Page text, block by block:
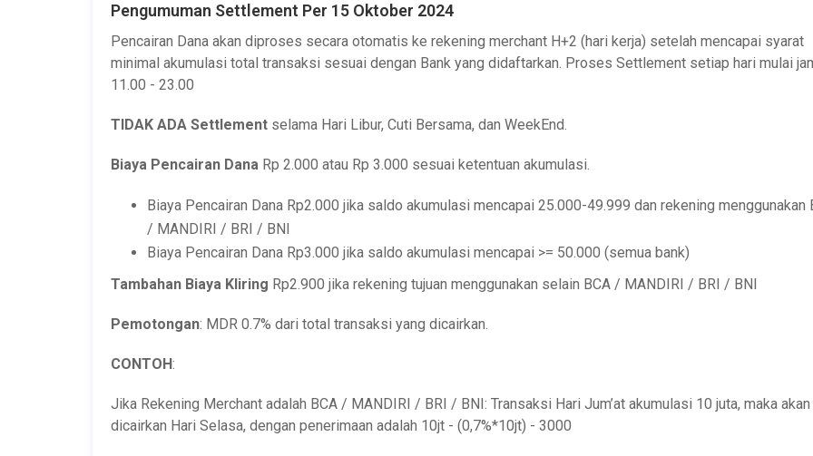
Pengumuman Settlement Per 15 Oktober 2024
Pencairan Dana akan diproses secara otomatis ke rekening merchant H+2 (hari kerja) setelah mencapai syarat
minimal akumulasi total transaksi sesuai dengan Bank yang didaftarkan. Proses Settlement setiap hari mulai
11.00 - 23.00
TIDAK ADA Settlement selama Hari Libur, Cuti Bersama, dan WeekEnd.
Biaya Pencairan Dana Rp 2.000 atau Rp 3.000 sesuai ketentuan akumulasi.
Biaya Pencairan Dana Rp2.000 jika saldo akumulasi mencapai 25.000-49.999 dan rekening menggunakan
/ MANDIRI / BRI / BNI
Biaya Pencairan Dana Rp3.000 jika saldo akumulasi mencapai >= 50.000 (semua bank)
Tambahan Biaya Kliring Rp2.900 jika rekening tujuan menggunakan selain BCA / MANDIRI / BRI / BNI
Pemotongan: MDR 0.7% dari total transaksi yang dicairkan.
CONTOH:
Jika Rekening Merchant adalah BCA / MANDIRI / BRI / BNI: Transaksi Hari Jum’at akumulasi 10 juta, maka akan
dicairkan Hari Selasa, dengan penerimaan adalah 10jt - (0,7%*10jt) - 3000